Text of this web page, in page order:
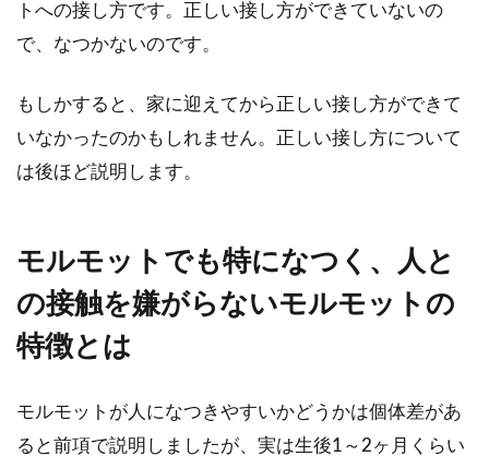
モルモットの子育てと親離れさ
せるタイミングについて
モルモットは出産後、赤ちゃんモルモッ
トとどのくらいの時期まで一緒のゲージ
で育てるとよいのでしょうか？...
イングリッシュモルモットなつ
きやすい性格で人気！特徴と育
る方で、どの種類のモルモットにしよう
か悩んでいる方はいませんか？...
トへの接し方です。正しい接し方ができていないの
で、なつかないのです。
もしかすると、家に迎えてから正しい接し方ができて
いなかったのかもしれません。正しい接し方について
は後ほど説明します。
モルモットでも特になつく、人と
の接触を嫌がらないモルモットの
特徴とは
モルモットが人になつきやすいかどうかは個体差があ
ると前項で説明しましたが、実は生後1～2ヶ月くらい